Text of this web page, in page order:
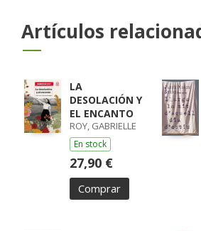
Artículos
LA
DESOLACIÓN Y
EL ENCANTO
ROY, GABRIELLE
En stock
27,90 €
Comprar